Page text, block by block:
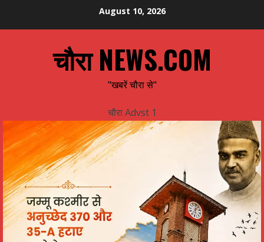
August 10, 2026
चौरा NEWS.COM
"खबरें चौरा से"
चौरा Advst 1